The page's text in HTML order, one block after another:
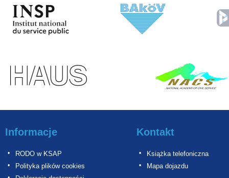
Informacje
RODO w KSAP
Polityka plików cookies
Kontakt
Książka telefoniczna
Mapa dojazdu